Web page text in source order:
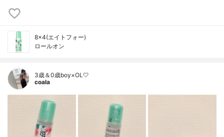
8×4(エイトフォー)
ロールオン
3歳＆0歳boy×OL🤍
coala